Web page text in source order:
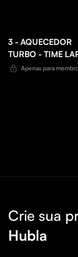
3 - AQUECEDOR
TURBO - TIME
Apenas para
Crie sua
Hubla